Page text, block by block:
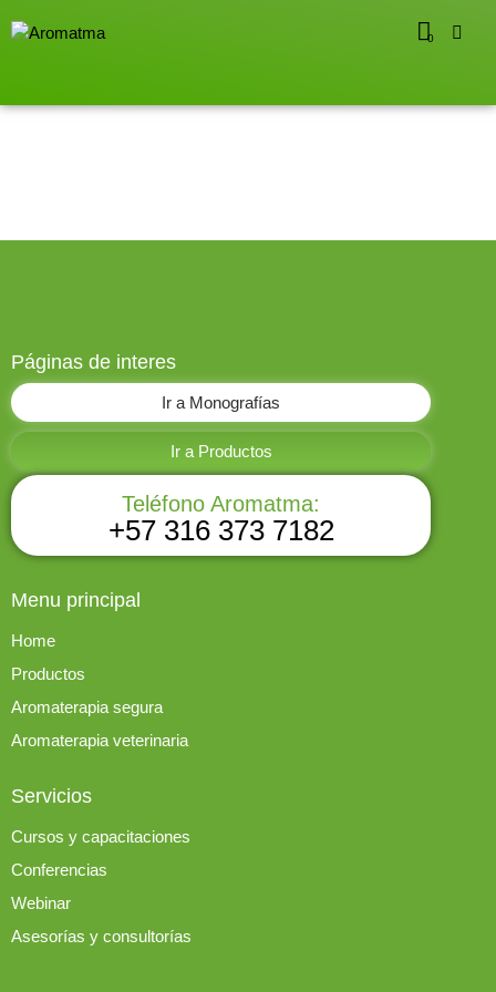
0
Páginas de interes
Ir a Monografías
Ir a Productos
Teléfono Aromatma:
+57 316 373 7182
Menu principal
Home
Productos
Aromaterapia segura
Aromaterapia veterinaria
Servicios
Cursos y capacitaciones
Conferencias
Webinar
Asesorías y consultorías